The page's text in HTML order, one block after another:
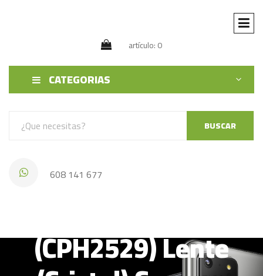
artículo: 0
CATEGORIAS
BUSCAR
608 141 677
(CPH2529) Lente